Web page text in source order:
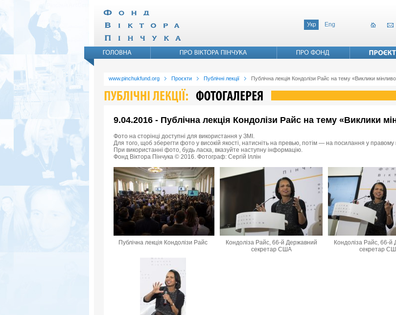
Укр Eng
www.pinchukfund.org Проєкти Публічні лекції Публічна лекція Кондолізи Райс на тему «Виклики
9.04.2016 - Публічна лекція Кондолізи Райс на тему «Виклики
Фото на сторінці доступні для використання у ЗМІ.
Для того, щоб зберегти фото у високій якості, натисніть на превью, потім — на посилання у правому
При використанні фото, будь ласка, вказуйте наступну інформацію.
Фонд Віктора Пінчука © 2016. Фотограф: Сергій Іллін
Публічна лекція Кондолізи Райс
Кондоліза Райс, 66-й Державний
секретар США
Кондоліза Райс, 66-й
секретар